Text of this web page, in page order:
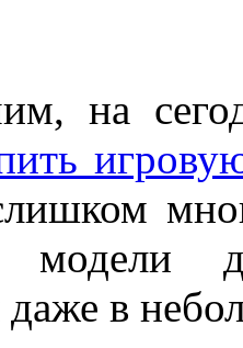
на
в